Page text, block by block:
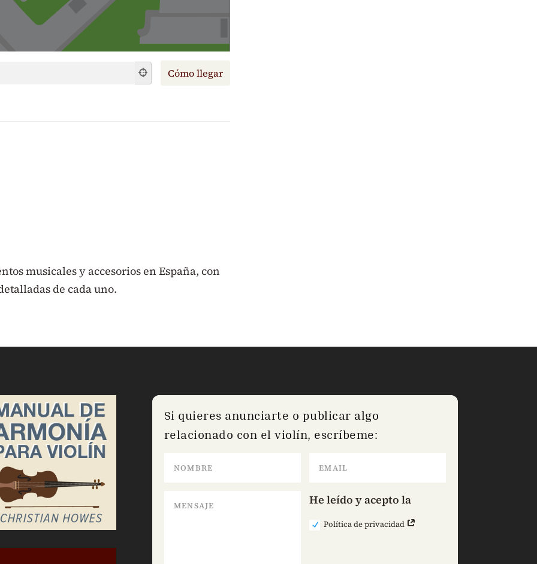
musicales y accesorios en España, con
de cada uno.
Si quieres anunciarte o publicar algo
relacionado con el violín, escríbeme:
He leído y acepto la
Política de privacidad